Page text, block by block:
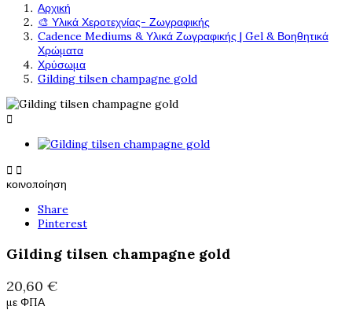
Αρχική
🎨 Υλικά Χεροτεχνίας- Ζωγραφικής
Cadence Mediums & Υλικά Ζωγραφικής | Gel & Βοηθητικά
Χρώματα
Χρύσωμα
Gilding tilsen champagne gold

 
κοινοποίηση
Share
Pinterest
Gilding tilsen champagne gold
20,60 €
με ΦΠΑ